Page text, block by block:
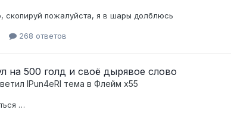
скопируй пожалуйста, я в шары долблюсь
268 ответов
на 500 голд и своё дырявое слово
lPun4eRl тема в Флейм x55
…